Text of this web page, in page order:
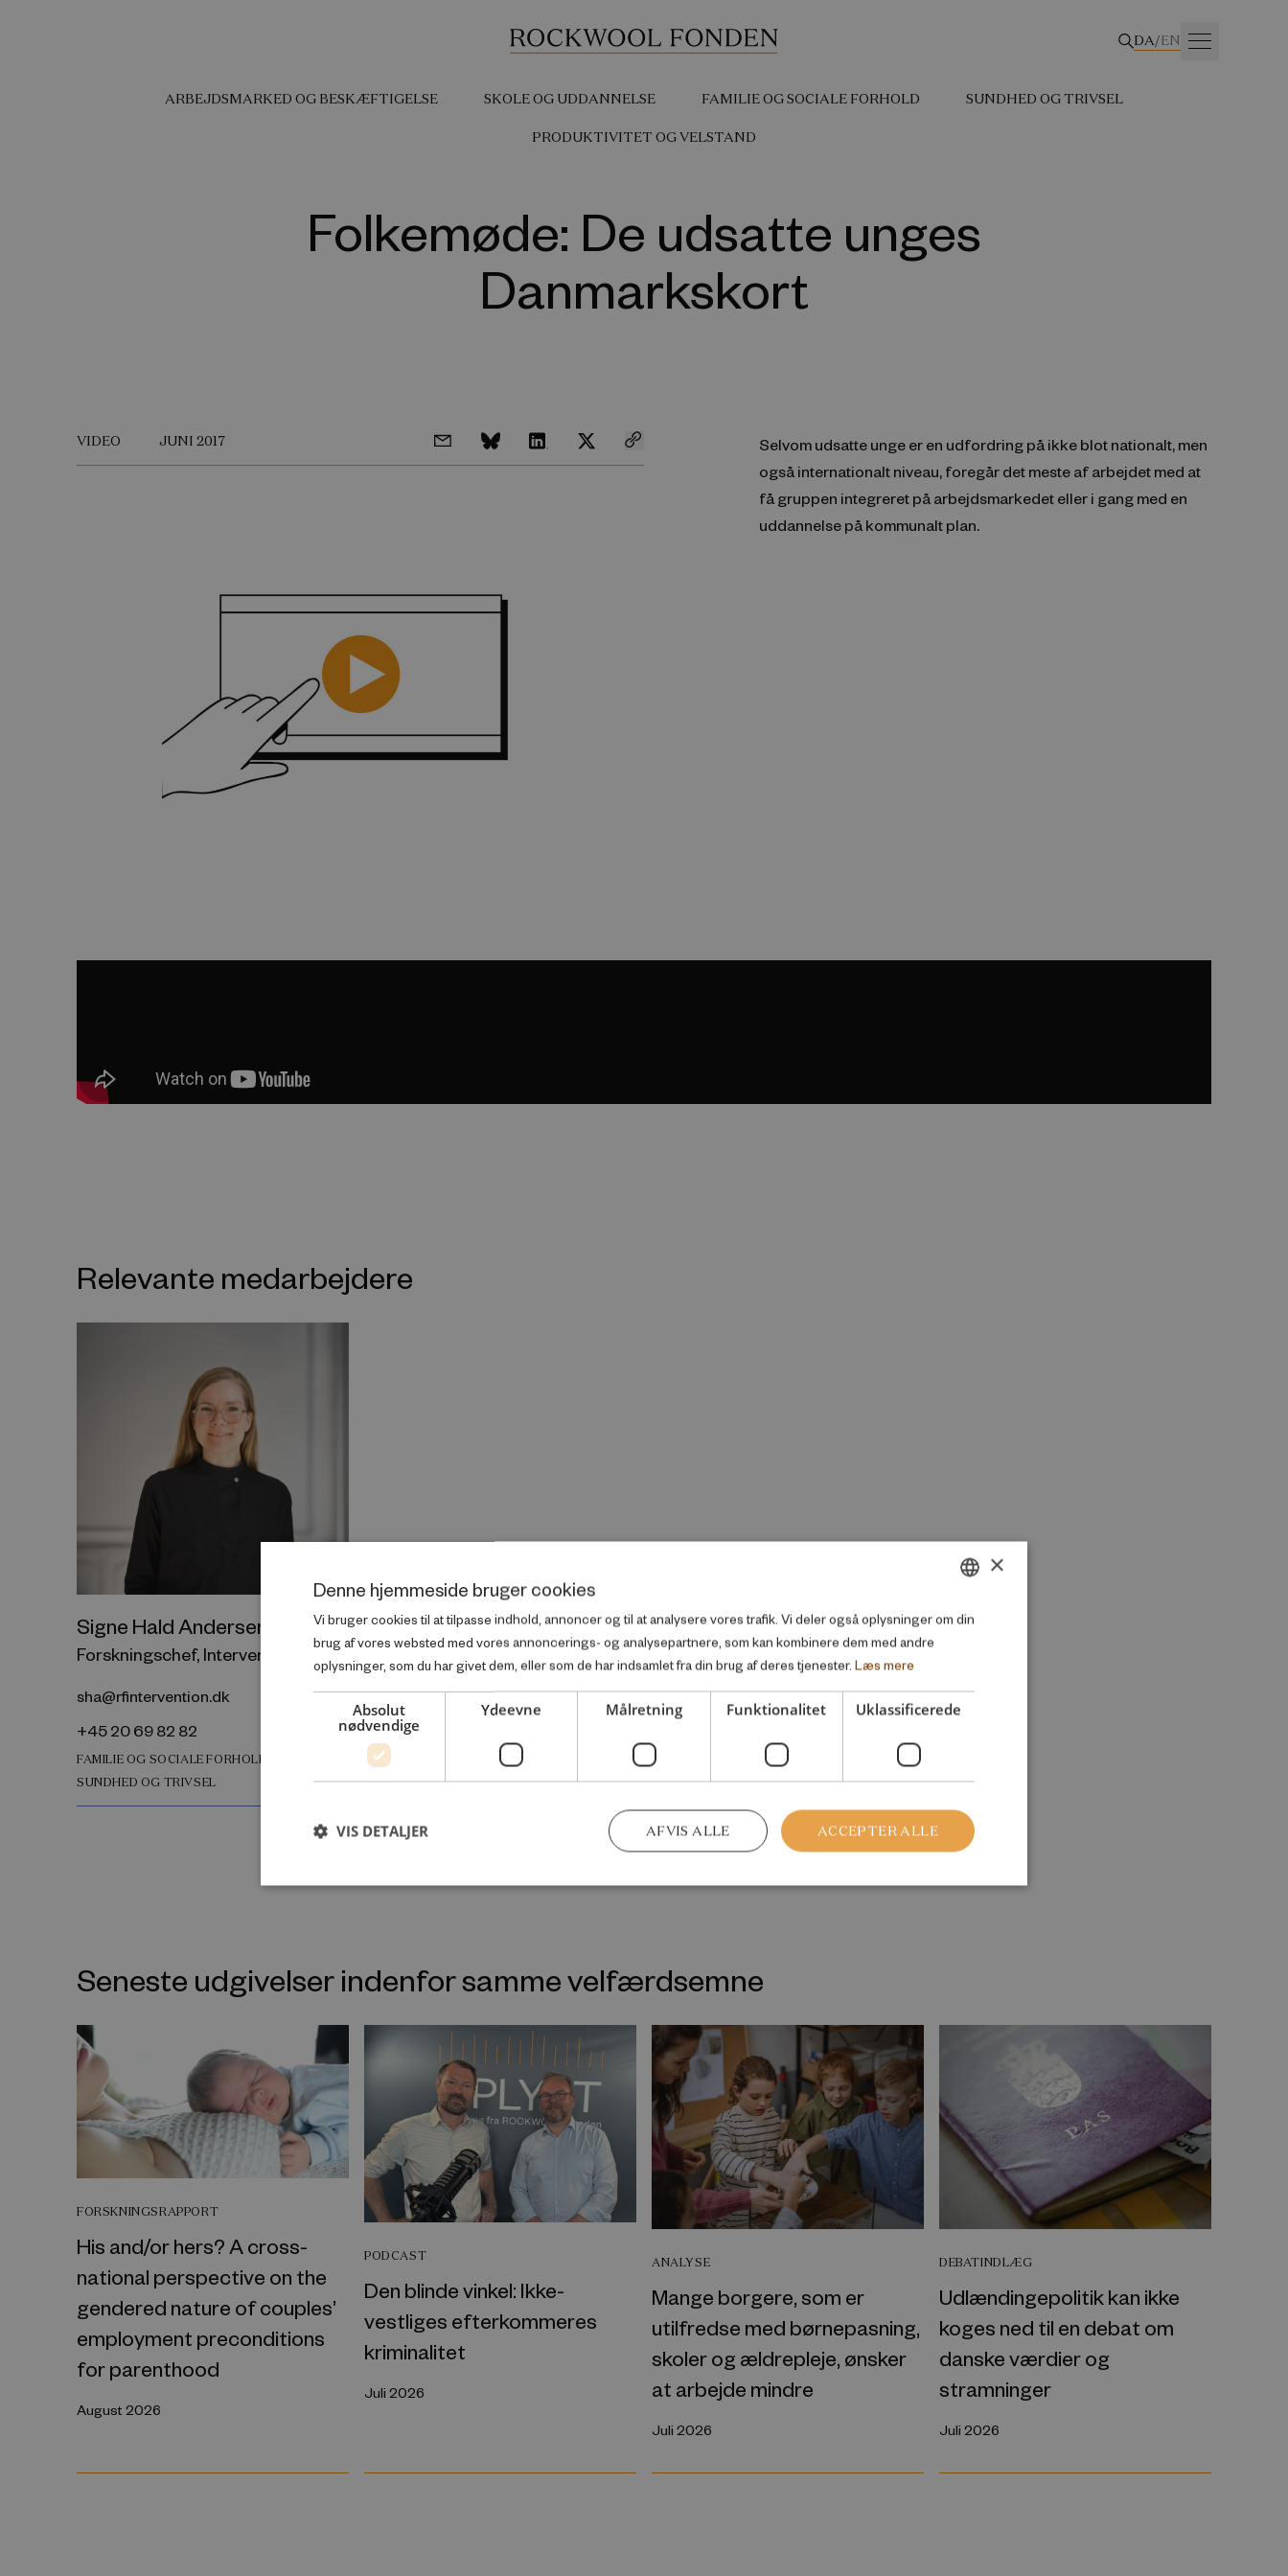
DA/EN
ARBEJDSMARKED OG BESKÆFTIGELSE SKOLE OG UDDANNELSE FAMILIE OG SOCIALE FORHOLD SUNDHED OG TRIVSEL
PRODUKTIVITET OG VELSTAND
Folkemøde: De udsatte unges
Danmarkskort
VIDEO JUNI 2017
Selvom udsatte unge er en udfordring på ikke blot nationalt, men
også internationalt niveau, foregår det meste af arbejdet med at
få gruppen integreret på arbejdsmarkedet eller i gang med en
uddannelse på kommunalt plan.
Relevante medarbejdere
Signe Hald Andersen
Forskningschef, Intervention
sha@rfintervention.dk
+45 20 69 82 82
FAMILIE OG SOCIALE FORHOLD
SUNDHED OG TRIVSEL
Seneste udgivelser indenfor samme velfærdsemne
FORSKNINGSRAPPORT
His and/or hers? A cross-
national perspective on the
gendered nature of couples’
employment preconditions
for parenthood
August 2026
PODCAST
Den blinde vinkel: Ikke-
vestliges efterkommeres
kriminalitet
Juli 2026
ANALYSE
Mange borgere, som er
utilfredse med børnepasning,
skoler og ældrepleje, ønsker
at arbejde mindre
Juli 2026
DEBATINDLÆG
Udlændingepolitik kan ikke
koges ned til en debat om
danske værdier og
stramninger
Juli 2026
DANISH
×
Denne hjemmeside bruger cookies
Vi bruger cookies til at tilpasse indhold, annoncer og til at analysere vores trafik. Vi deler også oplysninger om din
brug af vores websted med vores annoncerings- og analysepartnere, som kan kombinere dem med andre
oplysninger, som du har givet dem, eller som de har indsamlet fra din brug af deres tjenester. Læs mere
Absolut
nødvendige
Ydeevne Målretning Funktionalitet Uklassificerede
ACCEPTER ALLE
AFVIS ALLE
VIS DETALJER